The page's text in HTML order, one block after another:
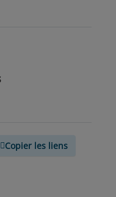
Copier les liens